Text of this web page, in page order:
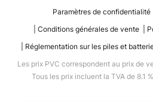
Paramètres de confidentialité
Conditions générales de vente
Réglementation sur les piles et
Les prix PVC correspondent au prix de
Tous les prix incluent la TVA de 8.1